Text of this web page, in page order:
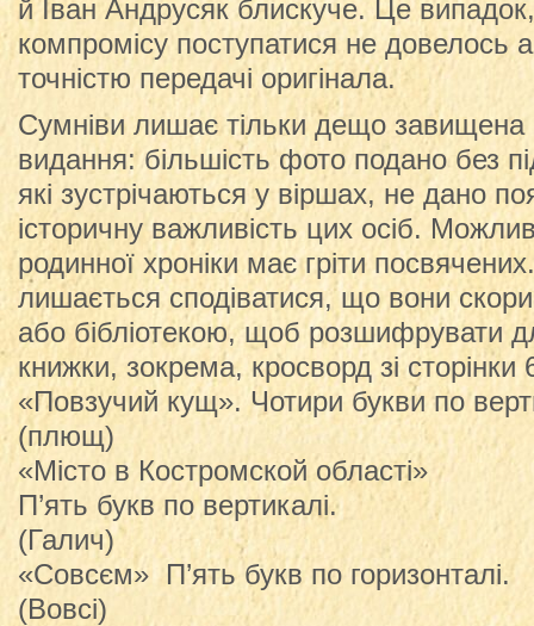
й Іван Андрусяк блискуче. Це
компромісу поступатися не довелось
точністю передачі оригінала.
Сумніви лишає тільки дещо завищена
видання: більшість фото подано без
які зустрічаються у віршах, не дано
історичну важливість цих осіб.
родинної хроніки має гріти
лишається сподіватися, що вони
або бібліотекою, щоб розшифрувати
книжки, зокрема, кросворд зі сторінки
«Повзучий кущ». Чотири букви по
(плющ)
«Місто в Костромской області»
П’ять букв по вертикалі.
(Галич)
«Совсєм» П’ять букв по горизонталі.
(Вовсі)